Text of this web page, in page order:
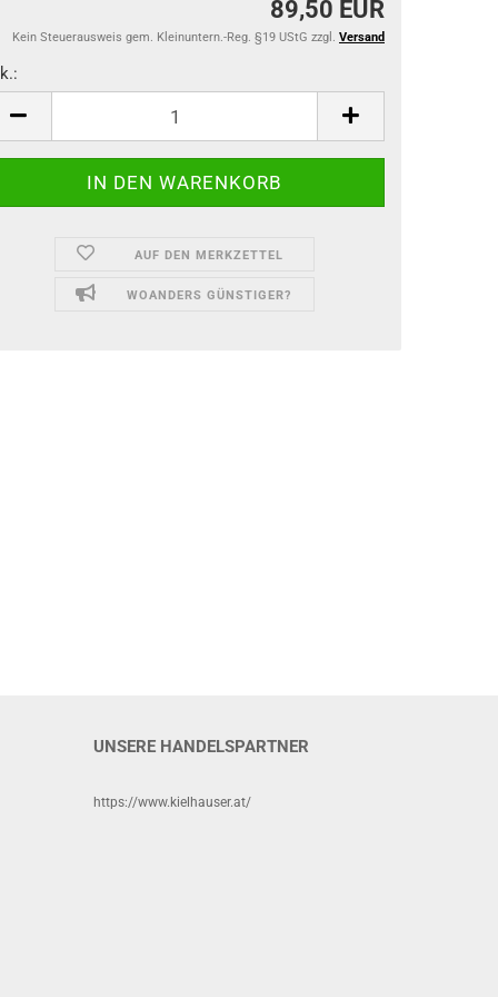
89,50 EUR
Kein Steuerausweis gem. Kleinuntern.-Reg. §19 UStG zzgl. Versand
AUF DEN MERKZETTEL
WOANDERS GÜNSTIGER?
UNSERE HANDELSPARTNER
https://www.kielhauser.at/